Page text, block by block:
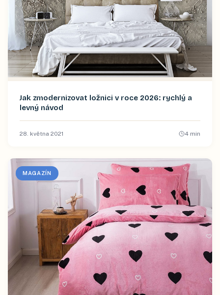
Jak zmodernizovat ložnici v roce 2026: rychlý a
levný návod
28. května 2021 4 min
MAGAZÍN